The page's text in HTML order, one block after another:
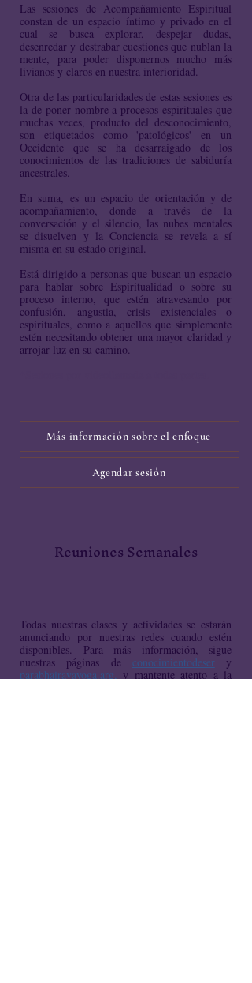
Las sesiones de Acompañamiento Espiritual
constan de un espacio íntimo y privado en el
cual se busca explorar, despejar dudas,
desenredar y destrabar cuestiones que nublan la
mente, para poder disponernos mucho más
livianos y claros en nuestra interioridad.
Otra de las particularidades de estas sesiones es
la de poner nombre a procesos espirituales que
muchas veces, producto del desconocimiento,
son etiquetados como 'patológicos' en un
Occidente que se ha desarraigado de los
conocimientos de las tradiciones de sabiduría
ancestrales.
En suma, es un espacio de orientación y de
acompañamiento, donde a través de la
conversación y el silencio, las nubes mentales
se disuelven y la Conciencia se revela a sí
misma en su estado original.
Está dirigido a personas que buscan un espacio
para hablar sobre Espiritualidad o sobre su
proceso interno, que estén atravesando por
confusión, angustia, crisis existenciales o
espirituales, como a aquellos que simplemente
estén necesitando obtener una mayor claridad y
arrojar luz en su camino.
Más información sobre el enfoque
Agendar sesión
Reuniones Semanales
Todas nuestras clases y actividades se estarán
anunciando por nuestras redes cuando estén
disponibles. Para más información, sigue
nuestras páginas de conocimientodeser y
parabhairavayoga.arg, y mantente atento a la